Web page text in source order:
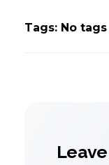
Tags: No tags